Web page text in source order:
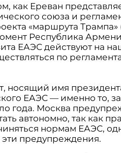
как Ереван
союза и
«маршрута Трампа»
Республика
ЕАЭС действуют на
по
носящий имя
ЕАЭС — именно то,
года. Москва
автономно, так как
нормам ЕАЭС,
предупреждения.